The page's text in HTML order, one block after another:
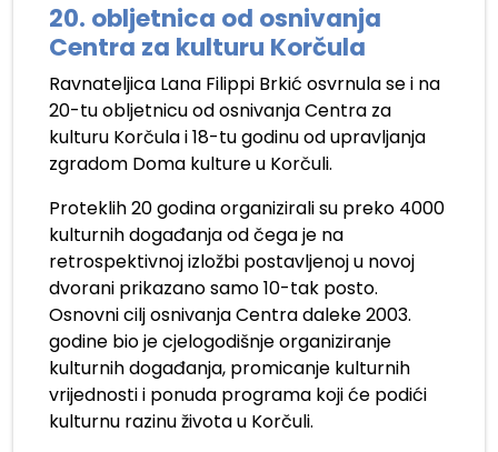
20. obljetnica od osnivanja
Centra za kulturu Korčula
Ravnateljica Lana Filippi Brkić osvrnula se i na
20-tu obljetnicu od osnivanja Centra za
kulturu Korčula i 18-tu godinu od upravljanja
zgradom Doma kulture u Korčuli.
Proteklih 20 godina organizirali su preko 4000
kulturnih događanja od čega je na
retrospektivnoj izložbi postavljenoj u novoj
dvorani prikazano samo 10-tak posto.
Osnovni cilj osnivanja Centra daleke 2003.
godine bio je cjelogodišnje organiziranje
kulturnih događanja, promicanje kulturnih
vrijednosti i ponuda programa koji će podići
kulturnu razinu života u Korčuli.